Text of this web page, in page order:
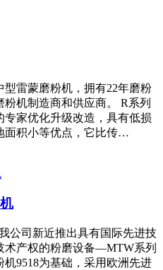
雷蒙磨粉机，拥有22年磨粉
机制造商和供应商。 R系列
家优化升级改造，具有低损
面积小等优点，它比传…
公司新近推出具有国际先进技
术产权的粉磨设备—MTW系列
9518为基础，采用欧洲先进